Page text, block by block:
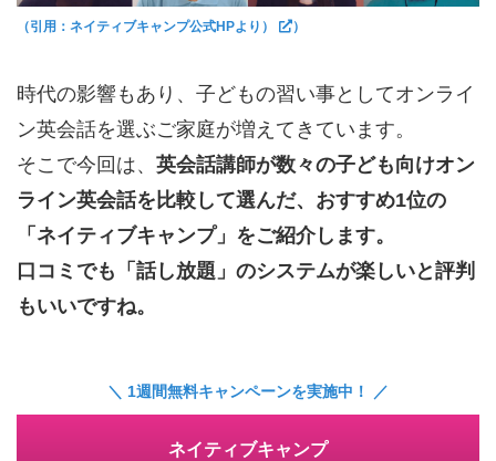
（引用：ネイティブキャンプ公式HPより） ）
時代の影響もあり、子どもの習い事としてオンライ
ン英会話を選ぶご家庭が増えてきています。
そこで今回は、 英会話講師が数々の子ども向けオン
ライン英会話を比較して選んだ、おすすめ1位の
「ネイティブキャンプ」をご紹介します。
口コミでも「話し放題」のシステムが楽しいと評判
もいいですね。
＼ 1週間無料キャンペーンを実施中！ ／
ネイティブキャンプ